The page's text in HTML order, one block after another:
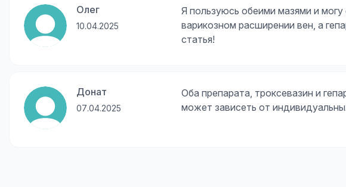
Олег
10.04.2025
Я пользуюсь обеими мазями и
варикозном расширении вен, а
статья!
Донат
07.04.2025
Оба препарата, троксевазин и
может зависеть от